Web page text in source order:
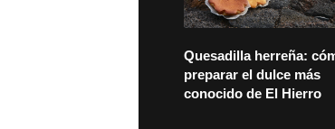
Quesadilla herreña:
preparar el dulce más
conocido de El Hierro